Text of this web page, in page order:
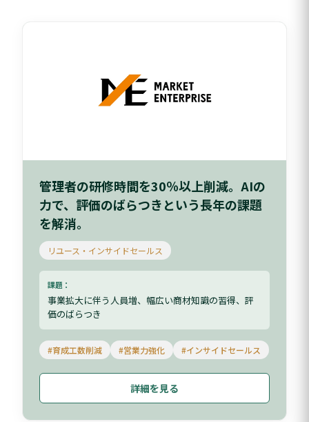
管理者の研修時間を30％以上削減。AIの
力で、評価のばらつきという長年の課題
を解消。
リユース・インサイドセールス
課題：
事業拡大に伴う人員増、幅広い商材知識の習得、評
価のばらつき
#育成工数削減 #営業力強化 #インサイドセールス
詳細を見る